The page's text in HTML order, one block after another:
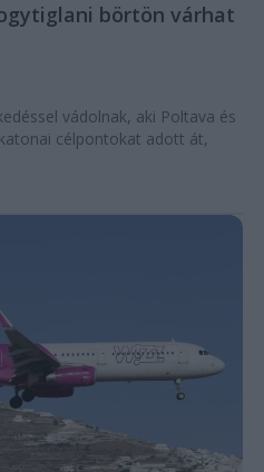
börtön várhat
vádolnak, aki Poltava és
célpontokat adott át,